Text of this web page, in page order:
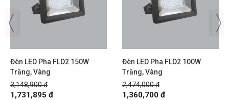
Đèn LED Pha FLD2 150W
Trắng, Vàng
3,148,900 đ
1,731,895 đ
Đèn LED Pha FLD2 100W
Trắng, Vàng
2,474,000 đ
1,360,700 đ